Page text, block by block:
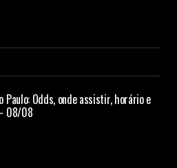
Paulo: Odds, onde assistir, horário e
08/08